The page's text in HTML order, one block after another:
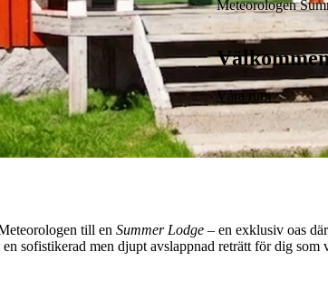
Meteorologen
Våra rum
till en Summer Lodge – en exklusiv oas
sofistikerad men djupt avslappnad reträtt för dig